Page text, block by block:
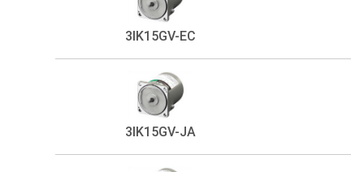
3IK15GV-EC
3IK15GV-JA